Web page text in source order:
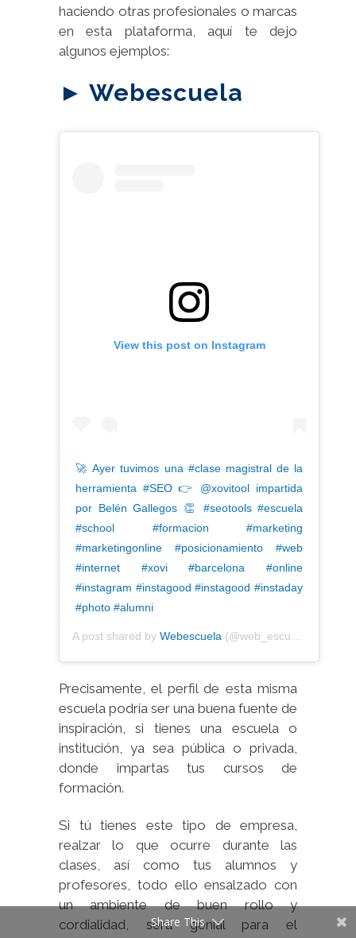
haciendo otras profesionales o marcas
en esta plataforma, aquí te dejo
algunos ejemplos:
► Webescuela
View this post on Instagram
🚀 Ayer tuvimos una #clase magistral de la
herramienta #SEO 👉 @xovitool impartida
por Belén Gallegos 👏 #seotools #escuela
#school #formacion #marketing
#marketingonline #posicionamiento #web
#internet #xovi #barcelona #online
#instagram #instagood #instagood #instaday
#photo #alumni
A post shared by Webescuela (@web_escuela) on
Precisamente, el perfil de esta misma
escuela podría ser una buena fuente de
inspiración, si tienes una escuela o
institución, ya sea pública o privada,
donde impartas tus cursos de
formación.
Si tú tienes este tipo de empresa,
realzar lo que ocurre durante las
clases, así como tus alumnos y
profesores, todo ello ensalzado con
un ambiente de buen rollo y
cordialidad, será genial para el
Share This